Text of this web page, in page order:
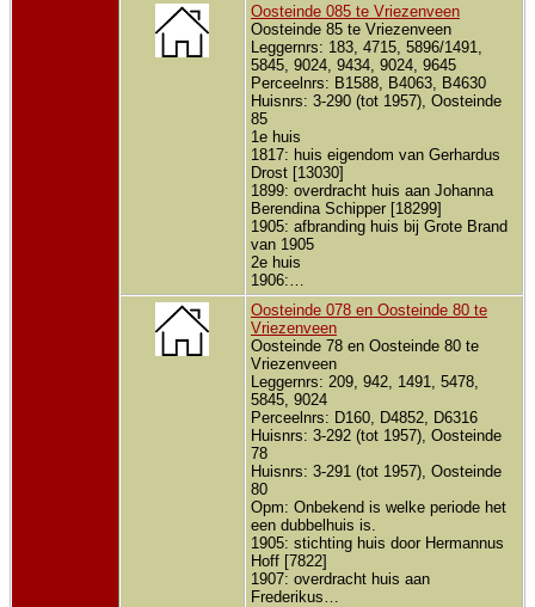
Oosteinde 085 te Vriezenveen
Oosteinde 85 te Vriezenveen
Leggernrs: 183, 4715, 5896/1491,
5845, 9024, 9434, 9024, 9645
Perceelnrs: B1588, B4063, B4630
Huisnrs: 3-290 (tot 1957), Oosteinde
85
1e huis
1817: huis eigendom van Gerhardus
Drost [13030]
1899: overdracht huis aan Johanna
Berendina Schipper [18299]
1905: afbranding huis bij Grote Brand
van 1905
2e huis
1906:…
Oosteinde 078 en Oosteinde 80 te
Vriezenveen
Oosteinde 78 en Oosteinde 80 te
Vriezenveen
Leggernrs: 209, 942, 1491, 5478,
5845, 9024
Perceelnrs: D160, D4852, D6316
Huisnrs: 3-292 (tot 1957), Oosteinde
78
Huisnrs: 3-291 (tot 1957), Oosteinde
80
Opm: Onbekend is welke periode het
een dubbelhuis is.
1905: stichting huis door Hermannus
Hoff [7822]
1907: overdracht huis aan
Frederikus…